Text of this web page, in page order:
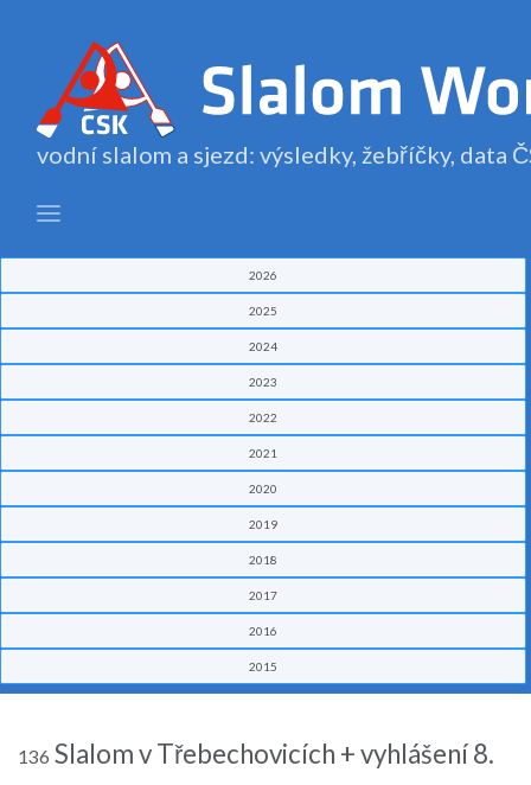
vodní slalom a sjezd: výsledky, žebříčky, data
2026
2025
2024
2023
2022
2021
2020
2019
2018
2017
2016
2015
136 Slalom v Třebechovicích + vyhlášení 8.